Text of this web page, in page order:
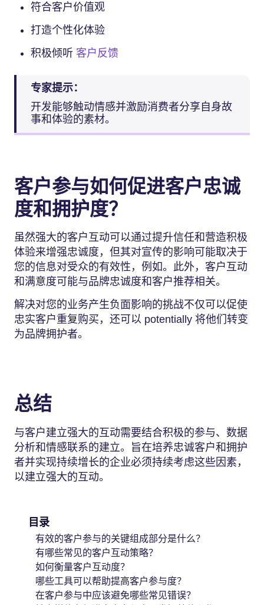
符合客户价值观
打造个性化体验
积极倾听 客户反馈
专家提示：
开发能够触动情感并激励消费者分享自身故
事和体验的素材。
客户参与如何促进客户忠诚
度和拥护度？
虽然强大的客户互动可以通过提升信任和营造积极
体验来增强忠诚度，但其对宣传的影响可能取决于
您的信息对受众的有效性，例如。此外，客户互动
和满意度可能与品牌忠诚度和客户推荐相关。
解决对您的业务产生负面影响的挑战不仅可以促使
忠实客户重复购买，还可以 potentially 将他们转变
为品牌拥护者。
总结
与客户建立强大的互动需要结合积极的参与、数据
分析和情感联系的建立。旨在培养忠诚客户和拥护
者并实现持续增长的企业必须持续考虑这些因素，
以建立强大的互动。
目录
有效的客户参与的关键组成部分是什么？
有哪些常见的客户互动策略？
如何衡量客户互动度？
哪些工具可以帮助提高客户参与度？
在客户参与中应该避免哪些常见错误？